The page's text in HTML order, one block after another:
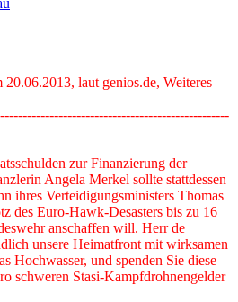
laut genios.de, Weiteres
zur Finanzierung der
Angela Merkel sollte stattdessen
ihres Verteidigungsministers Thomas
des Euro-Hawk-Desasters bis zu 16
anschaffen will. Herr de
unsere Heimatfront mit wirksamen
Hochwasser, und spenden Sie diese
schweren Stasi-Kampfdrohnengelder